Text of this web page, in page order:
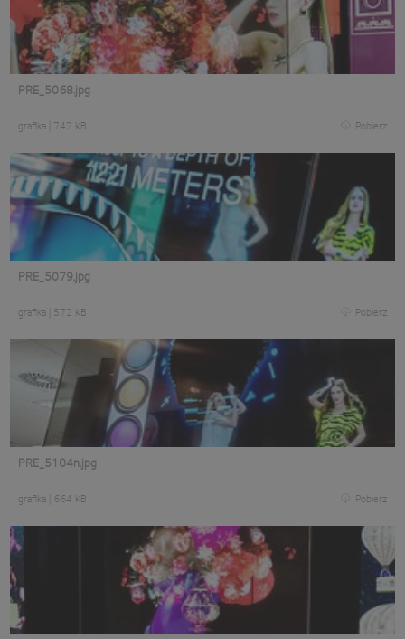
PRE_5068.jpg
grafika 742 KB Pobierz
PRE_5079.jpg
grafika 572 KB Pobierz
PRE_5104n.jpg
grafika 664 KB Pobierz